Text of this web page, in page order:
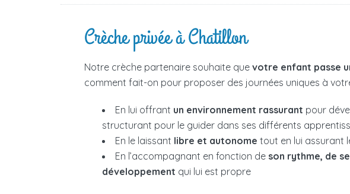
Crèche privée à Chatillon
Notre crèche partenaire souhaite que votre enfant passe
comment fait-on pour proposer des journées uniques à
En lui offrant un environnement rassurant pour
structurant pour le guider dans ses différents
En le laissant libre et autonome tout en lui assurant
En l’accompagnant en fonction de son rythme, de
développement qui lui est propre